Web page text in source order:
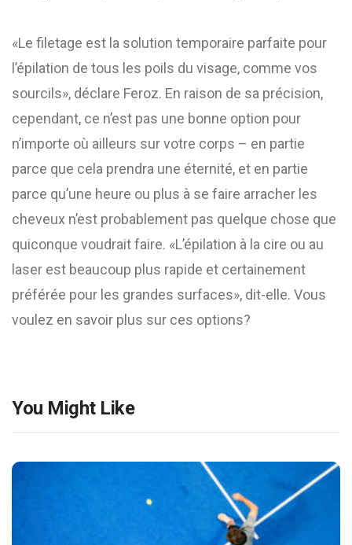
«Le filetage est la solution temporaire parfaite pour
l’épilation de tous les poils du visage, comme vos
sourcils», déclare Feroz. En raison de sa précision,
cependant, ce n’est pas une bonne option pour
n’importe où ailleurs sur votre corps – en partie
parce que cela prendra une éternité, et en partie
parce qu’une heure ou plus à se faire arracher les
cheveux n’est probablement pas quelque chose que
quiconque voudrait faire. «L’épilation à la cire ou au
laser est beaucoup plus rapide et certainement
préférée pour les grandes surfaces», dit-elle. Vous
voulez en savoir plus sur ces options?
You Might Like